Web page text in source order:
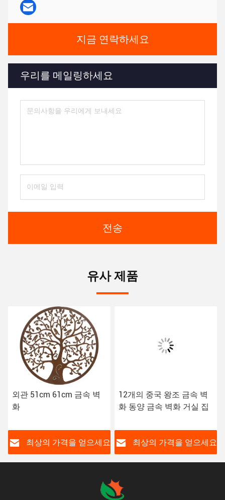
지금 연락하세요
우리를 메일링하세요
전송
유사 제품
외관 51cm 61cm 금속 벽
화
최상의 가격을 얻으세요
12개의 중국 왕조 금속 벽
화 동양 금속 벽화 거실 집
최상의 가격을 얻으세요